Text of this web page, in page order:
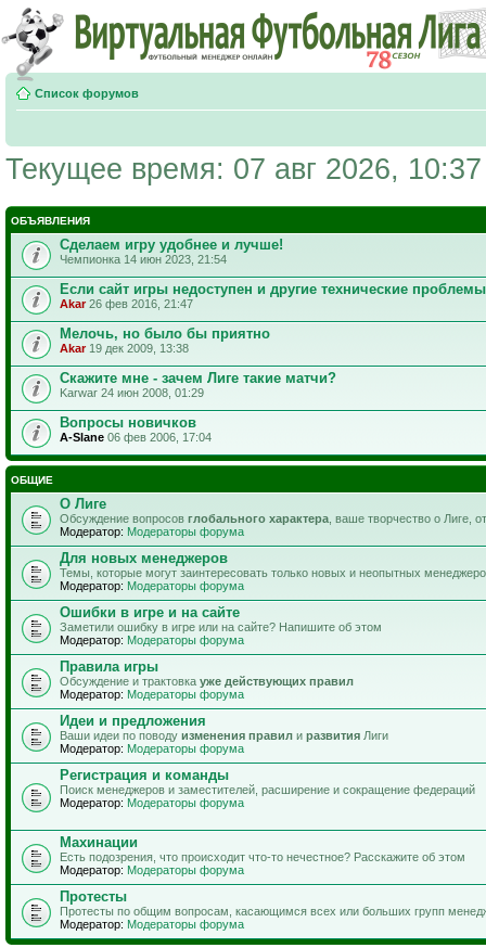
Список форумов
Текущее время: 07 авг 2026, 10:37
ОБЪЯВЛЕНИЯ
Сделаем игру удобнее и лучше!
Чемпионка 14 июн 2023, 21:54
Если сайт игры недоступен и другие технические проблемы
Akar26 фев 2016, 21:47
Мелочь, но было бы приятно
Akar19 дек 2009, 13:38
Скажите мне - зачем Лиге такие матчи?
Karwar 24 июн 2008, 01:29
Вопросы новичков
A-Slane 06 фев 2006, 17:04
ОБЩИЕ
О Лиге
Обсуждение вопросов глобального характера , ваше творчество о Лиге,
Модератор: Модераторы форума
Для новых менеджеров
Темы, которые могут заинтересовать только новых и неопытных
Модератор: Модераторы форума
Ошибки в игре и на сайте
Заметили ошибку в игре или на сайте? Напишите об этом
Модератор: Модераторы форума
Правила игры
Обсуждение и трактовка уже действующих правил
Модератор: Модераторы форума
Идеи и предложения
Ваши идеи по поводу изменения правил и развития Лиги
Модератор: Модераторы форума
Регистрация и команды
Поиск менеджеров и заместителей, расширение и сокращение федераций
Модератор: Модераторы форума
Махинации
Есть подозрения, что происходит что-то нечестное? Расскажите об этом
Модератор: Модераторы форума
Протесты
Протесты по общим вопросам, касающимся всех или больших групп
Модератор: Модераторы форума